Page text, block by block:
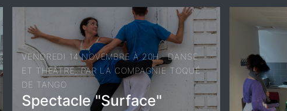
VENDREDI 14 NOVEMBRE À 20H : DANSE
ET THÉÂTRE, PAR LA COMPAGNIE TOQUÉ
DE TANGO
Spectacle "Surface"